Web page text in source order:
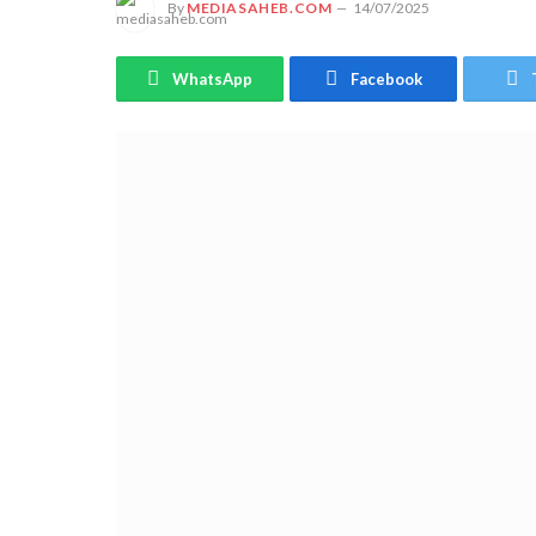
By MEDIASAHEB.COM 14/07/2025
WhatsApp Facebook